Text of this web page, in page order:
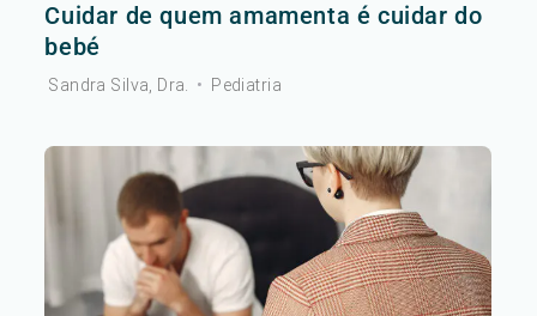
Cuidar de quem amamenta é cuidar do
bebé
Sandra Silva, Dra. • Pediatria